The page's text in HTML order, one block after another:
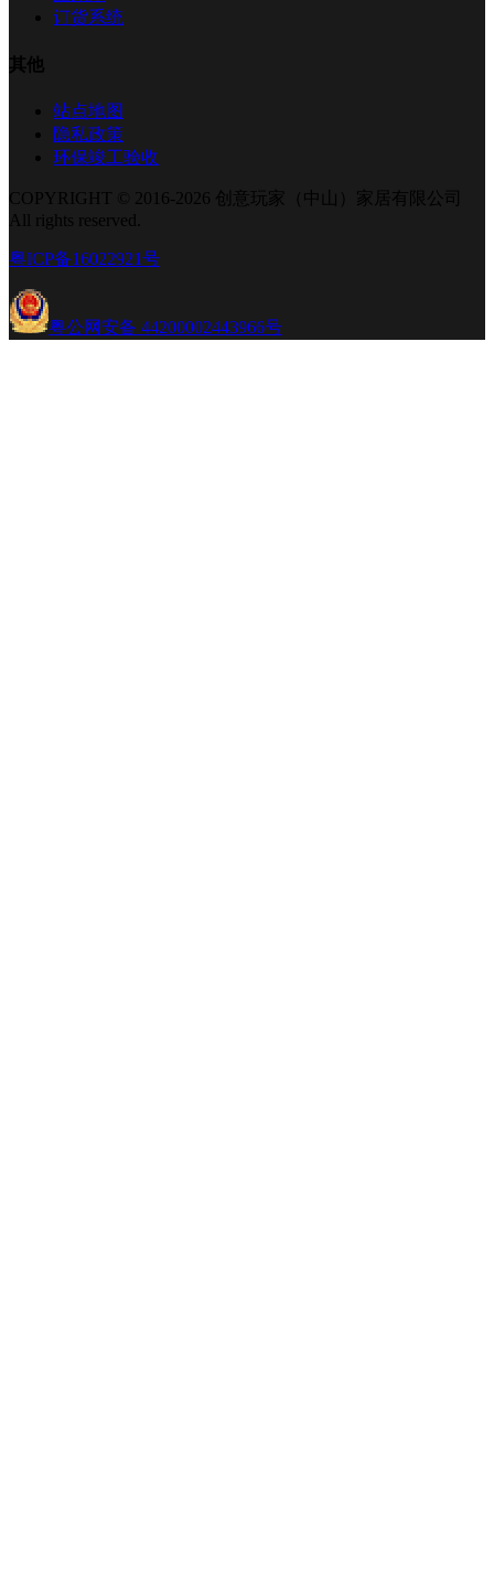
订货系统
其他
站点地图
隐私政策
环保竣工验收
COPYRIGHT © 2016-2026 创意玩家（中山）家居有限公司
All rights reserved.
粤ICP备16022921号
粤公网安备 44200002443966号